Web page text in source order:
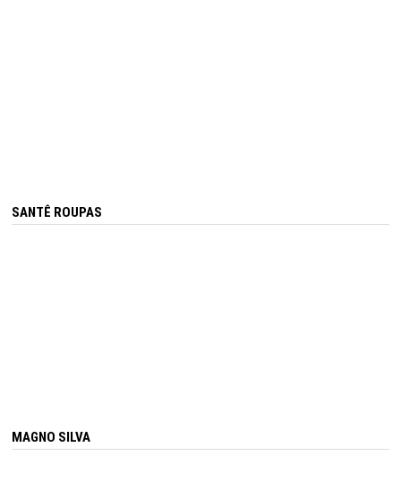
SANTÊ ROUPAS
MAGNO SILVA